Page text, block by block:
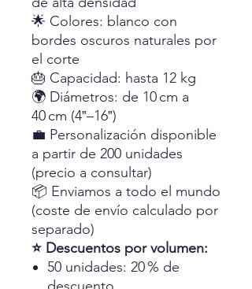
🌟 Colores: blanco con
bordes oscuros naturales por
el corte
🎂 Capacidad: hasta 12 kg
🌍 Diámetros: de 10 cm a
40 cm (4‟–16‟)
💼 Personalización disponible
a partir de 200 unidades
(precio a consultar)
📦 Enviamos a todo el mundo
(coste de envío calculado por
separado)
⭐ Descuentos por volumen:
50 unidades: 20 % de